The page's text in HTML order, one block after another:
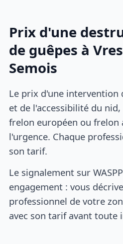
Prix d'une
de guêpes à
Semois
Le prix d'une intervention
et de l'accessibilité du nid,
frelon européen ou frelon
l'urgence. Chaque
son tarif.
Le signalement sur
engagement : vous
professionnel de votre
avec son tarif avant toute